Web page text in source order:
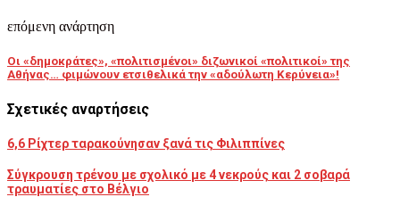
επόμενη ανάρτηση
Οι «δημοκράτες», «πολιτισμένοι» διζωνικοί «πολιτικοί» της
Αθήνας… φιμώνουν ετσιθελικά την «αδούλωτη Κερύνεια»!
Σχετικές αναρτήσεις
6,6 Ρίχτερ ταρακούνησαν ξανά τις Φιλιππίνες
Σύγκρουση τρένου με σχολικό με 4 νεκρούς και 2 σοβαρά
τραυματίες στο Βέλγιο